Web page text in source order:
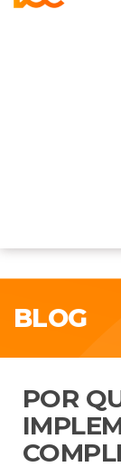
BLOG
POR